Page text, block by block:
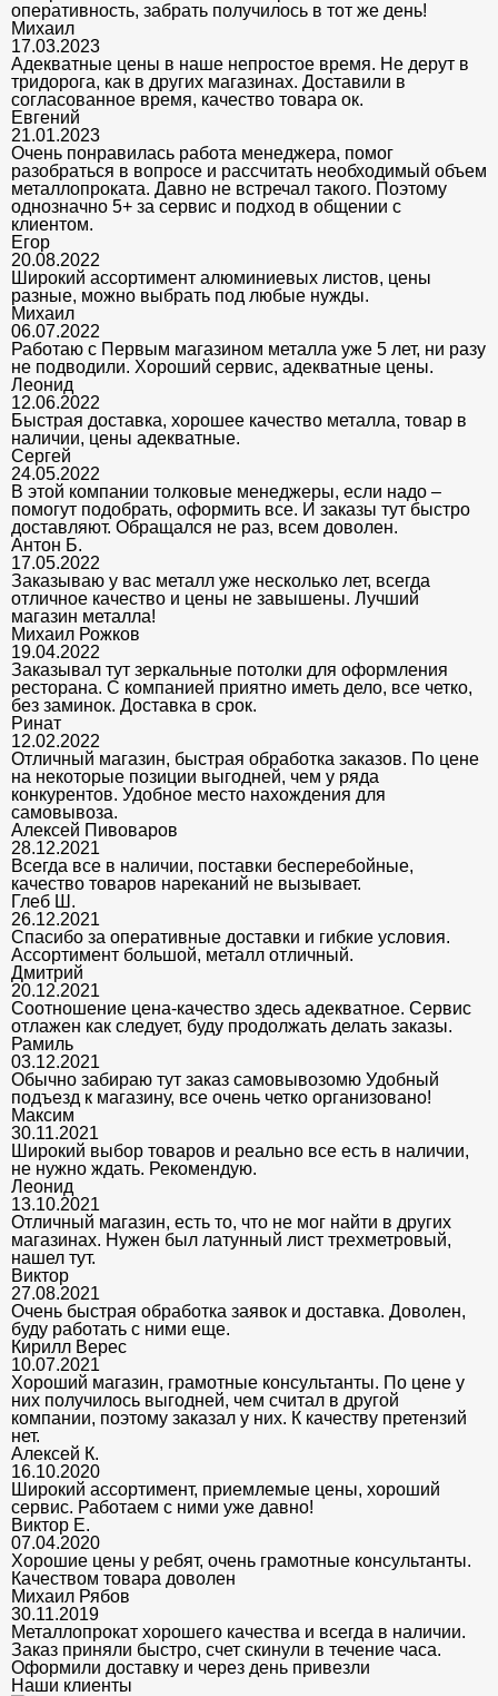
оперативность, забрать получилось в тот же день!
Михаил
17.03.2023
Адекватные цены в наше непростое время. Не дерут в
тридорога, как в других магазинах. Доставили в
согласованное время, качество товара ок.
Евгений
21.01.2023
Очень понравилась работа менеджера, помог
разобраться в вопросе и рассчитать необходимый объем
металлопроката. Давно не встречал такого. Поэтому
однозначно 5+ за сервис и подход в общении с
клиентом.
Егор
20.08.2022
Широкий ассортимент алюминиевых листов, цены
разные, можно выбрать под любые нужды.
Михаил
06.07.2022
Работаю с Первым магазином металла уже 5 лет, ни разу
не подводили. Хороший сервис, адекватные цены.
Леонид
12.06.2022
Быстрая доставка, хорошее качество металла, товар в
наличии, цены адекватные.
Сергей
24.05.2022
В этой компании толковые менеджеры, если надо –
помогут подобрать, оформить все. И заказы тут быстро
доставляют. Обращался не раз, всем доволен.
Антон Б.
17.05.2022
Заказываю у вас металл уже несколько лет, всегда
отличное качество и цены не завышены. Лучший
магазин металла!
Михаил Рожков
19.04.2022
Заказывал тут зеркальные потолки для оформления
ресторана. С компанией приятно иметь дело, все четко,
без заминок. Доставка в срок.
Ринат
12.02.2022
Отличный магазин, быстрая обработка заказов. По цене
на некоторые позиции выгодней, чем у ряда
конкурентов. Удобное место нахождения для
самовывоза.
Алексей Пивоваров
28.12.2021
Всегда все в наличии, поставки бесперебойные,
качество товаров нареканий не вызывает.
Глеб Ш.
26.12.2021
Спасибо за оперативные доставки и гибкие условия.
Ассортимент большой, металл отличный.
Дмитрий
20.12.2021
Соотношение цена-качество здесь адекватное. Сервис
отлажен как следует, буду продолжать делать заказы.
Рамиль
03.12.2021
Обычно забираю тут заказ самовывозомю Удобный
подъезд к магазину, все очень четко организовано!
Максим
30.11.2021
Широкий выбор товаров и реально все есть в наличии,
не нужно ждать. Рекомендую.
Леонид
13.10.2021
Отличный магазин, есть то, что не мог найти в других
магазинах. Нужен был латунный лист трехметровый,
нашел тут.
Виктор
27.08.2021
Очень быстрая обработка заявок и доставка. Доволен,
буду работать с ними еще.
Кирилл Верес
10.07.2021
Хороший магазин, грамотные консультанты. По цене у
них получилось выгодней, чем считал в другой
компании, поэтому заказал у них. К качеству претензий
нет.
Алексей К.
16.10.2020
Широкий ассортимент, приемлемые цены, хороший
сервис. Работаем с ними уже давно!
Виктор Е.
07.04.2020
Хорошие цены у ребят, очень грамотные консультанты.
Качеством товара доволен
Михаил Рябов
30.11.2019
Металлопрокат хорошего качества и всегда в наличии.
Заказ приняли быстро, счет скинули в течение часа.
Оформили доставку и через день привезли
Наши клиенты